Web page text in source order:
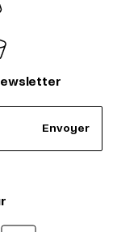
Envoyer